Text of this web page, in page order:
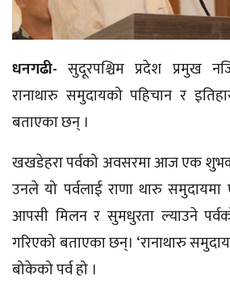
धनगढी- सुदूरपश्चिम प्रदेश प्रमुख
रानाथारु समुदायको पहिचान र
बताएका छन् ।
खखडेहरापर्वको अवसरमा आज एक
उनले यो पर्वलाई राणा थारु
आपसी मिलन र सुमधुरता ल्याउने
गरिएको बताएका छन्। ‘रानाथारु
बोकेको पर्व हो ।